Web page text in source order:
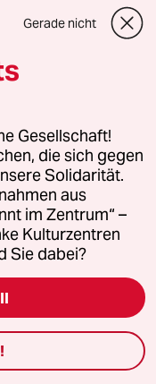
Gerade nicht
Gesellschaft!
die sich gegen
Solidarität.
aus
im Zentrum“ –
Kulturzentren
Sie dabei?